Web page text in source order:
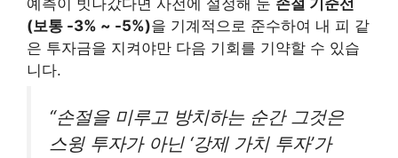
예측이 빗나갔다면 사전에 설정해 둔 손절 기준선
(보통 -3% ~ -5%)을 기계적으로 준수하여 내 피 같
은 투자금을 지켜야만 다음 기회를 기약할 수 있습
니다.
“손절을 미루고 방치하는 순간 그것은
스윙 투자가 아닌 ‘강제 가치 투자’가